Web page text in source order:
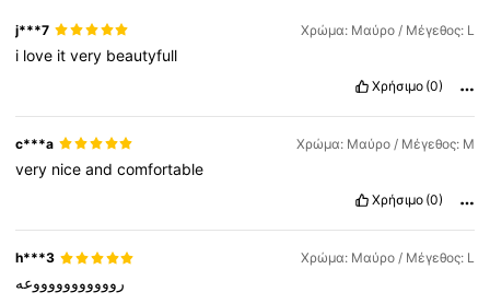
j***7 Χρώμα: Μαύρο / Μέγεθος: L
i love itvery beautyfull
Χρήσιμο (0)
c***a Χρώμα: Μαύρο / Μέγεθος: M
very niceandcomfortable
Χρήσιμο (0)
h***3 Χρώμα: Μαύρο / Μέγεθος: L
روووووووووووعه